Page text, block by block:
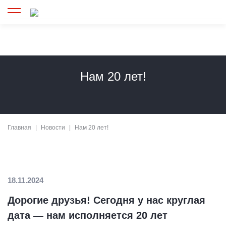
Нам 20 лет!
Главная Новости Нам 20 лет!
18.11.2024
Дорогие друзья! Сегодня у нас круглая
дата — нам исполняется 20 лет